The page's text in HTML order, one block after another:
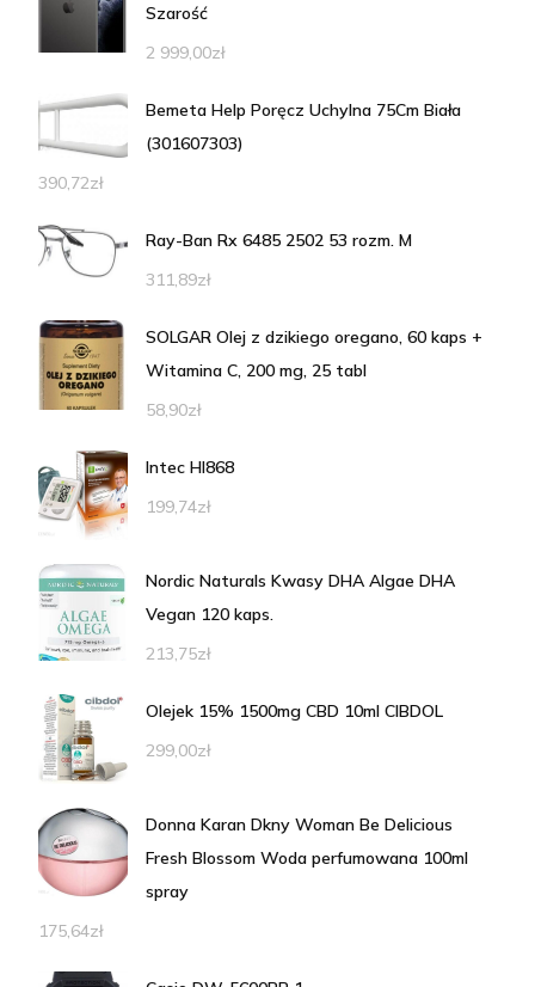
Szarość
2 999,00zł
Bemeta Help Poręcz Uchylna 75Cm Biała
(301607303)
390,72zł
Ray-Ban Rx 6485 2502 53 rozm. M
311,89zł
SOLGAR Olej z dzikiego oregano, 60 kaps +
Witamina C, 200 mg, 25 tabl
58,90zł
Intec HI868
199,74zł
Nordic Naturals Kwasy DHA Algae DHA
Vegan 120 kaps.
213,75zł
Olejek 15% 1500mg CBD 10ml CIBDOL
299,00zł
Donna Karan Dkny Woman Be Delicious
Fresh Blossom Woda perfumowana 100ml
spray
175,64zł